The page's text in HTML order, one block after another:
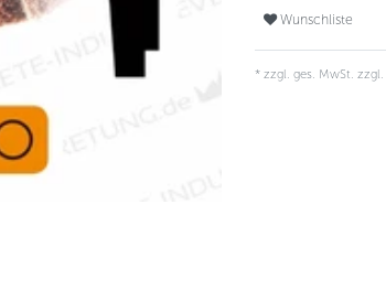
Wunschliste
* zzgl. ges. MwSt. zzgl.